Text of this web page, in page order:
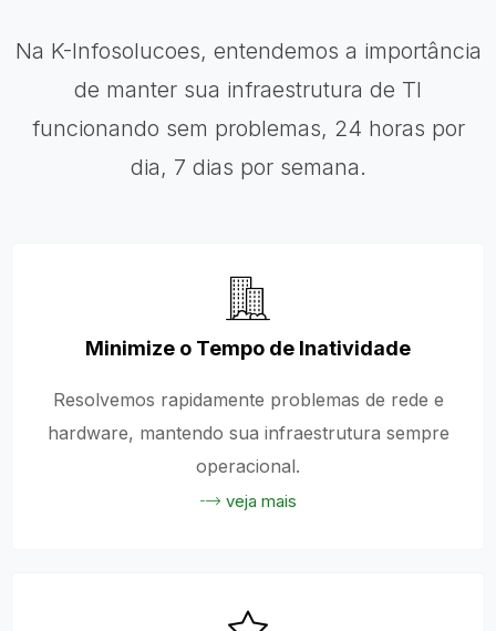
Na K-Infosolucoes, entendemos a importância
de manter sua infraestrutura de TI
funcionando sem problemas, 24 horas por
dia, 7 dias por semana.
Minimize o Tempo de Inatividade
Resolvemos rapidamente problemas de rede e
hardware, mantendo sua infraestrutura sempre
operacional.
veja mais